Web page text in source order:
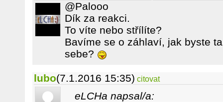
@Palooo
Dík za reakci.
To víte nebo střílíte?
Bavíme se o záhlaví, jak byste
sebe?
lubo(7.1.2016 15:35) citovat
eLCHa napsal/a: